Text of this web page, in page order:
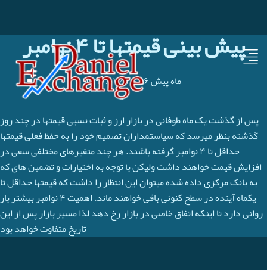
پیش بینی قیمتها تا ۴ نوامبر
۱۳۹۷/۰۷/۱۲- ۹۶ ماه پیش
پس از گذشت یک ماه طوفانی در بازار ارز و ثبات نسبی قیمتها در چند روز
گذشته بنظر میرسد که سیاستمداران تصمیم خود را به حفظ فعلی قیمتها
حداقل تا ۴ نوامبر گرفته باشند. هر چند متغیرهای مختلفی سعی در
افزایش قیمت خواهند داشت ولیکن با توجه به اختیارات و تضمین های که
به بانک مرکزی داده شده میتوان این انتظار را داشت که قیمتها حداقل تا
یکماه آینده در سطح کنونی باقی خواهند ماند. اهمیت ۴ نوامبر بیشتر بار
روانی دارد تا اینکه اتفاق خاصی در بازار رخ دهد لذا مسیر بازار پس از این
تاریخ متفاوت خواهد بود